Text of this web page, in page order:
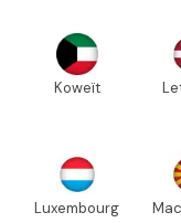
Koweït
Luxembourg